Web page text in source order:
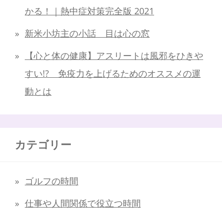
かる！｜熱中症対策完全版 2021
新米小坊主の小話 目は心の窓
【心と体の健康】アスリートは風邪をひきや
すい!? 免疫力を上げるためのオススメの運
動とは
カテゴリー
ゴルフの時間
仕事や人間関係で役立つ時間